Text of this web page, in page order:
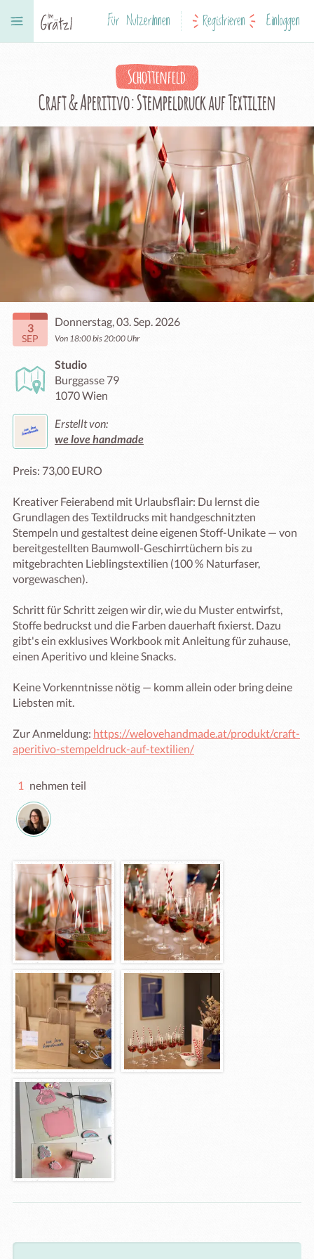
Für NutzerInnen Registrieren Einloggen
Schottenfeld
Craft & Aperitivo: Stempeldruck auf Textilien
3
SEP
Donnerstag, 03. Sep. 2026
Von 18:00 bis 20:00 Uhr
Studio
Burggasse 79
1070 Wien
Erstellt von:
we love handmade
Preis: 73,00 EURO
Kreativer Feierabend mit Urlaubsflair: Du lernst die
Grundlagen des Textildrucks mit handgeschnitzten
Stempeln und gestaltest deine eigenen Stoff-Unikate — von
bereitgestellten Baumwoll-Geschirrtüchern bis zu
mitgebrachten Lieblingstextilien (100 % Naturfaser,
vorgewaschen).
Schritt für Schritt zeigen wir dir, wie du Muster entwirfst,
Stoffe bedruckst und die Farben dauerhaft fixierst. Dazu
gibt's ein exklusives Workbook mit Anleitung für zuhause,
einen Aperitivo und kleine Snacks.
Keine Vorkenntnisse nötig — komm allein oder bring deine
Liebsten mit.
Zur Anmeldung: https://welovehandmade.at/produkt/craft-
aperitivo-stempeldruck-auf-textilien/
1 nehmen teil